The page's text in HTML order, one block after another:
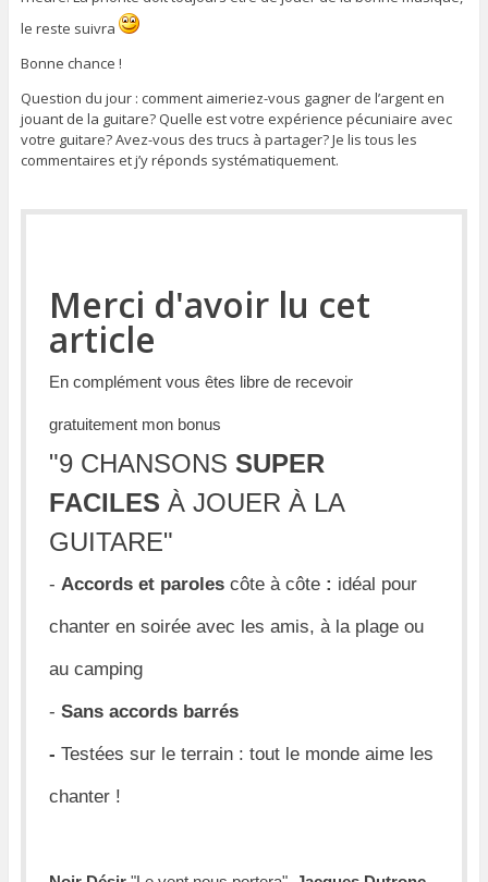
le reste suivra
Bonne chance !
Question du jour : comment aimeriez-vous gagner de l’argent en
jouant de la guitare? Quelle est votre expérience pécuniaire avec
votre guitare? Avez-vous des trucs à partager? Je lis tous les
commentaires et j’y réponds systématiquement.
Merci d'avoir lu cet
article
En complément vous êtes libre de recevoir
gratuitement mon bonus
"9 CHANSONS SUPER
FACILES À JOUER À LA
GUITARE"
- Accords et paroles côte à côte: idéal pour
chanter en soirée avec les amis, à la plage ou
au camping
- Sans accords barrés
- Testées sur le terrain : tout le monde aime les
chanter !